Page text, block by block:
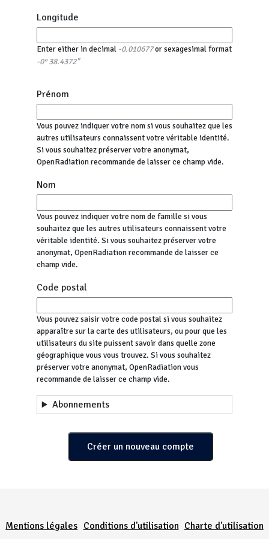
Longitude
Enter either in decimal -0.010677or sexagesimal format
-0° 38.4372"
Prénom
Vous pouvez indiquer votre nom si vous souhaitez que les
autres utilisateurs connaissent votre véritable identité.
Si vous souhaitez préserver votre anonymat,
OpenRadiation recommande de laisser ce champ vide.
Nom
Vous pouvez indiquer votre nom de famille si vous
souhaitez que les autres utilisateurs connaissent votre
véritable identité. Si vous souhaitez préserver votre
anonymat, OpenRadiation recommande de laisser ce
champ vide.
Code postal
Vous pouvez saisir votre code postal si vous souhaitez
apparaître sur la carte des utilisateurs, ou pour que les
utilisateurs du site puissent savoir dans quelle zone
géographique vous vous trouvez. Si vous souhaitez
préserver votre anonymat, OpenRadiation vous
recommande de laisser ce champ vide.
Abonnements
Mentions légales Conditions d'utilisation Charte d'utilisation